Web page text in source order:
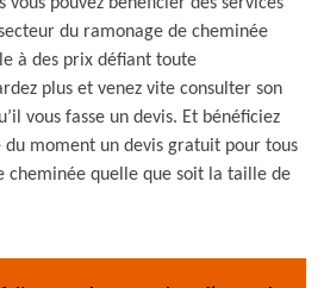
du ramonage de cheminée
à des prix défiant toute
plus et venez vite consulter son
vous fasse un devis. Et bénéficiez
du moment un devis gratuit pour tous
cheminée quelle que soit la taille de